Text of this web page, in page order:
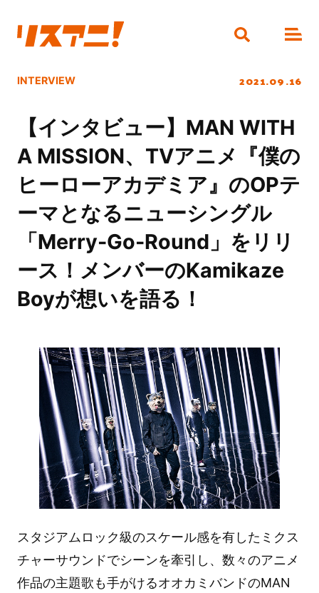
INTERVIEW 2021.09.16
【インタビュー】MAN WITH
A MISSION、TVアニメ『僕の
ヒーローアカデミア』のOPテ
ーマとなるニューシングル
「Merry-Go-Round」をリリ
ース！メンバーのKamikaze
Boyが想いを語る！
スタジアムロック級のスケール感を有したミクス
チャーサウンドでシーンを牽引し、数々のアニメ
作品の主題歌も手がけるオオカミバンドのMAN